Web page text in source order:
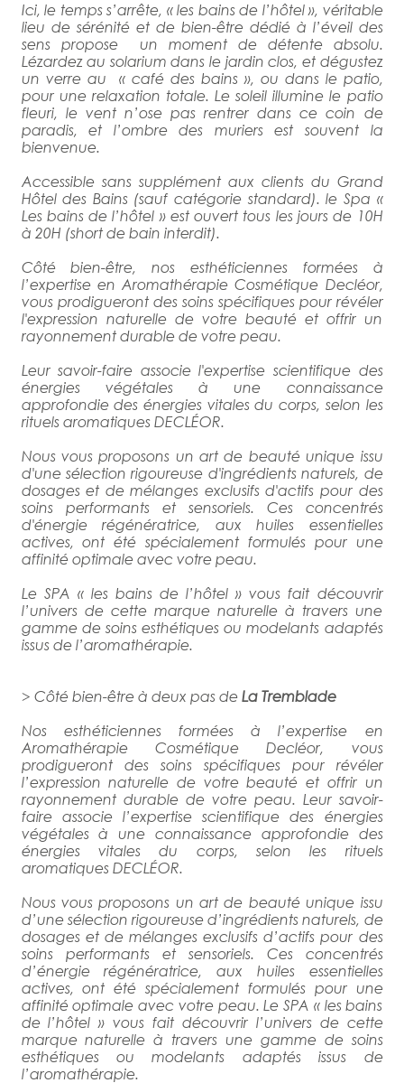
Ici, le temps s’arrête, « les bains de l’hôtel », véritable
lieu de sérénité et de bien-être dédié à l’éveil des
sens propose un moment de détente absolu.
Lézardez au solarium dans le jardin clos, et dégustez
un verre au « café des bains », ou dans le patio,
pour une relaxation totale. Le soleil illumine le patio
fleuri, le vent n’ose pas rentrer dans ce coin de
paradis, et l’ombre des muriers est souvent la
bienvenue.
Accessible sans supplément aux clients du Grand
Hôtel des Bains (sauf catégorie standard). le Spa «
Les bains de l’hôtel » est ouvert tous les jours de 10H
à 20H (short de bain interdit).
Côté bien-être, nos esthéticiennes formées à
l’expertise en Aromathérapie Cosmétique Decléor,
vous prodigueront des soins spécifiques pour révéler
l'expression naturelle de votre beauté et offrir un
rayonnement durable de votre peau.
Leur savoir-faire associe l'expertise scientifique des
énergies végétales à une connaissance
approfondie des énergies vitales du corps, selon les
rituels aromatiques DECLÉOR.
Nous vous proposons un art de beauté unique issu
d'une sélection rigoureuse d'ingrédients naturels, de
dosages et de mélanges exclusifs d'actifs pour des
soins performants et sensoriels. Ces concentrés
d'énergie régénératrice, aux huiles essentielles
actives, ont été spécialement formulés pour une
affinité optimale avec votre peau.
Le SPA « les bains de l’hôtel » vous fait découvrir
l’univers de cette marque naturelle à travers une
gamme de soins esthétiques ou modelants adaptés
issus de l’aromathérapie.
> Côté bien-être à deux pas de La Tremblade
Nos esthéticiennes formées à l’expertise en
Aromathérapie Cosmétique Decléor, vous
prodigueront des soins spécifiques pour révéler
l’expression naturelle de votre beauté et offrir un
rayonnement durable de votre peau. Leur savoir-
faire associe l’expertise scientifique des énergies
végétales à une connaissance approfondie des
énergies vitales du corps, selon les rituels
aromatiques DECLÉOR.
Nous vous proposons un art de beauté unique issu
d’une sélection rigoureuse d’ingrédients naturels, de
dosages et de mélanges exclusifs d’actifs pour des
soins performants et sensoriels. Ces concentrés
d’énergie régénératrice, aux huiles essentielles
actives, ont été spécialement formulés pour une
affinité optimale avec votre peau. Le SPA « les bains
de l’hôtel » vous fait découvrir l’univers de cette
marque naturelle à travers une gamme de soins
esthétiques ou modelants adaptés issus de
l’aromathérapie.